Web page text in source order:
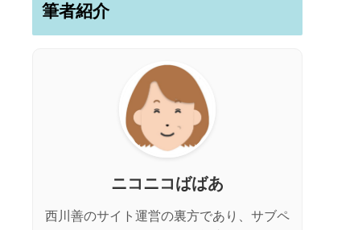
筆者紹介
ニコニコばばあ
西川善のサイト運営の裏方であり、サブペ